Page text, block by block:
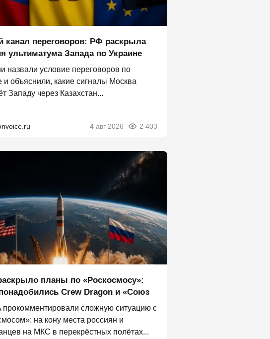
канал переговоров: РФ раскрыла
ультиматума Запада по Украине
назвали условие переговоров по
и объяснили, какие сигналы Москва
Западу через Казахстан...
4 авг 2026 2 403
планы по «Роскосмосу»:
Crew Dragon и «Союз
прокомментировали сложную ситуацию с
на кону места россиян и
на МКС в перекрёстных полётах...